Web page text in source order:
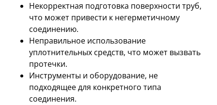
Некорректная подготовка поверхности труб,
что может привести к негерметичному
соединению.
Неправильное использование
уплотнительных средств, что может вызвать
протечки.
Инструменты и оборудование, не
подходящее для конкретного типа
соединения.